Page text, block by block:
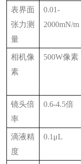
表界面
张力测
量
0.01-
2000mN/m
相机像
素
500W像素
镜头倍
率
0.6-4.5倍
滴液精
度
0.1μL